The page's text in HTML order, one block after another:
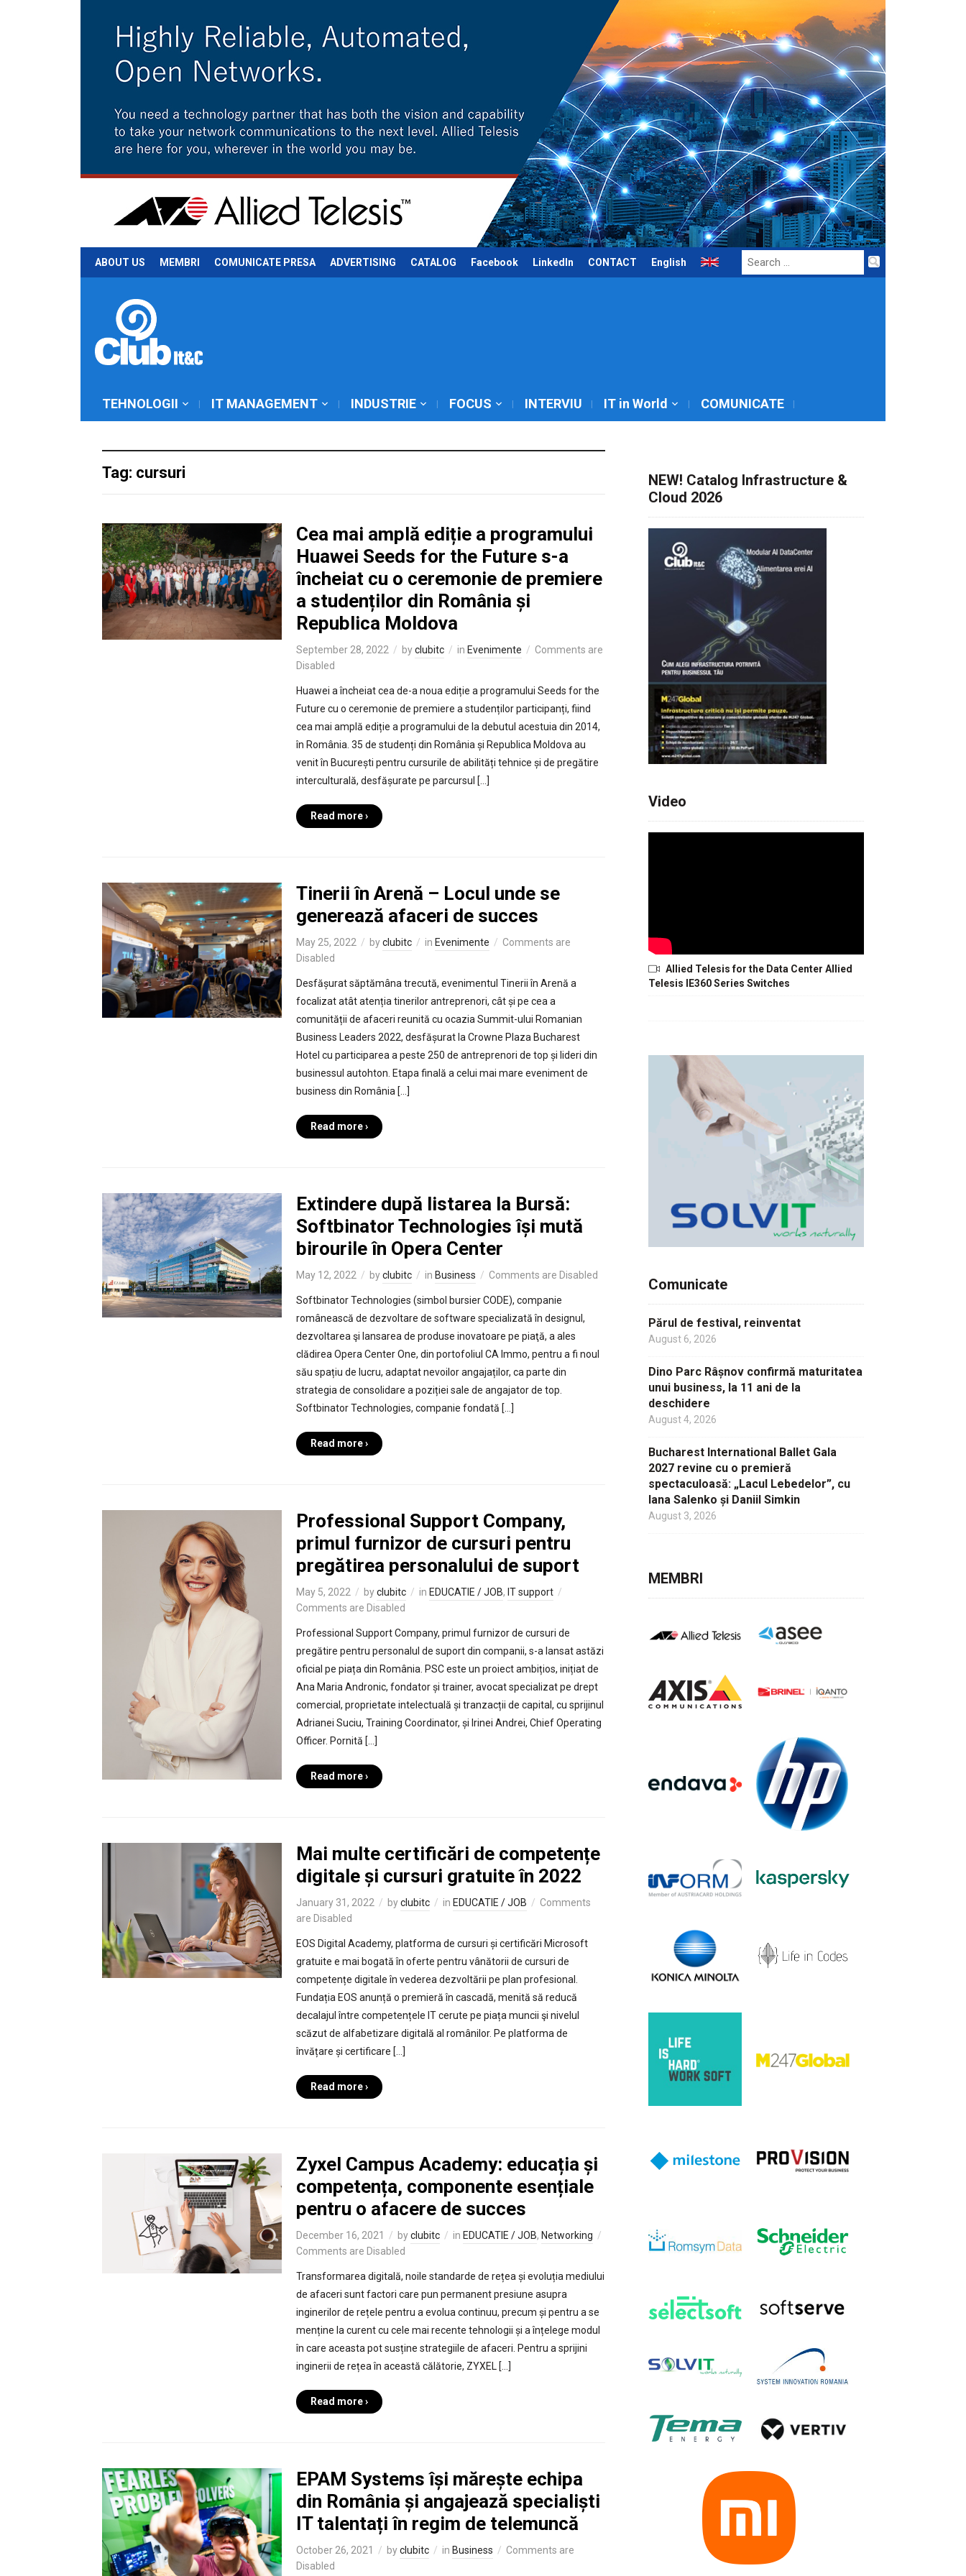
ABOUT US MEMBRI COMUNICATE PRESA ADVERTISING CATALOG Facebook LinkedIn CONTACT English
Search
for:
TEHNOLOGII IT MANAGEMENT INDUSTRIE FOCUS INTERVIU IT in World COMUNICATE
Tag: cursuri
Cea mai amplă ediție a programului
Huawei Seeds for the Future s-a
încheiat cu o ceremonie de premiere
a studenților din România și
Republica Moldova
September 28, 2022 byclubitc in Evenimente
Comments are
Disabled
Huawei a încheiat cea de-a noua ediție a programului Seeds for the
Future cu o ceremonie de premiere a studenților participanți, fiind
cea mai amplă ediție a programului de la debutul acestuia din 2014,
în România. 35 de studenți din România și Republica Moldova au
venit în București pentru cursurile de abilități tehnice și de pregătire
interculturală, desfășurate pe parcursul […]
Read more ›
Tinerii în Arenă – Locul unde se
generează afaceri de succes
May 25, 2022 byclubitc in Evenimente
Comments are
Disabled
Desfășurat săptămâna trecută, evenimentul Tinerii în Arenă a
focalizat atât atenția tinerilor antreprenori, cât și pe cea a
comunității de afaceri reunită cu ocazia Summit-ului Romanian
Business Leaders 2022, desfășurat la Crowne Plaza Bucharest
Hotel cu participarea a peste 250 de antreprenori de top și lideri din
businessul autohton. Etapa finală a celui mai mare eveniment de
business din România […]
Read more ›
Extindere după listarea la Bursă:
Softbinator Technologies își mută
birourile în Opera Center
May 12, 2022 byclubitc in Business Comments are Disabled
Softbinator Technologies (simbol bursier CODE), companie
românească de dezvoltare de software specializată în designul,
dezvoltarea şi lansarea de produse inovatoare pe piaţă, a ales
clădirea Opera Center One, din portofoliul CA Immo, pentru a fi noul
său spațiu de lucru, adaptat nevoilor angajaților, ca parte din
strategia de consolidare a poziției sale de angajator de top.
Softbinator Technologies, companie fondată […]
Read more ›
Professional Support Company,
primul furnizor de cursuri pentru
pregătirea personalului de suport
May 5, 2022 byclubitc in EDUCATIE / JOB, IT support
Comments are Disabled
Professional Support Company, primul furnizor de cursuri de
pregătire pentru personalul de suport din companii, s-a lansat astăzi
oficial pe piața din România. PSC este un proiect ambițios, inițiat de
Ana Maria Andronic, fondator și trainer, avocat specializat pe drept
comercial, proprietate intelectuală și tranzacții de capital, cu sprijinul
Adrianei Suciu, Training Coordinator, și Irinei Andrei, Chief Operating
Officer. Pornită […]
Read more ›
Mai multe certificări de competențe
digitale și cursuri gratuite în 2022
January 31, 2022 byclubitc in EDUCATIE / JOB
Comments
are Disabled
EOS Digital Academy, platforma de cursuri și certificări Microsoft
gratuite e mai bogată în oferte pentru vânătorii de cursuri de
competențe digitale în vederea dezvoltării pe plan profesional.
Fundația EOS anunță o premieră în cascadă, menită să reducă
decalajul între competențele IT cerute pe piața muncii şi nivelul
scăzut de alfabetizare digitală al românilor. Pe platforma de
învățare și certificare […]
Read more ›
Zyxel Campus Academy: educația și
competența, componente esențiale
pentru o afacere de succes
December 16, 2021 byclubitc in EDUCATIE / JOB, Networking
Comments are Disabled
Transformarea digitală, noile standarde de rețea și evoluția mediului
de afaceri sunt factori care pun permanent presiune asupra
inginerilor de rețele pentru a evolua continuu, precum și pentru a se
menține la curent cu cele mai recente tehnologii și a înțelege modul
în care aceasta pot susține strategiile de afaceri. Pentru a sprijini
inginerii de rețea în această călătorie, ZYXEL […]
Read more ›
EPAM Systems își mărește echipa
din România și angajează specialiști
IT talentați în regim de telemuncă
October 26, 2021 byclubitc in Business
Comments are
Disabled
NEW! Catalog Infrastructure &
Cloud 2026
Video
Allied Telesis for the Data Center Allied
Telesis IE360 Series Switches
Comunicate
Părul de festival, reinventat
August 6, 2026
Dino Parc Râșnov confirmă maturitatea
unui business, la 11 ani de la
deschidere
August 4, 2026
Bucharest International Ballet Gala
2027 revine cu o premieră
spectaculoasă: „Lacul Lebedelor”, cu
Iana Salenko și Daniil Simkin
August 3, 2026
MEMBRI